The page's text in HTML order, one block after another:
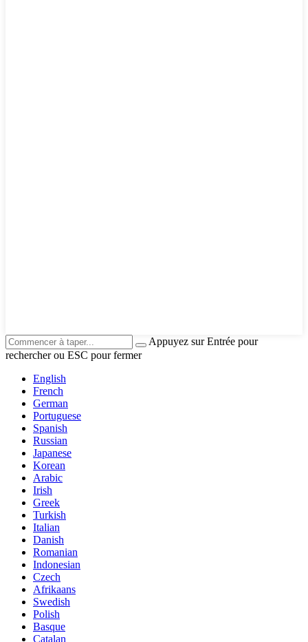
Appuyez sur Entrée pour
rechercher ou ESC pour fermer
English
French
German
Portuguese
Spanish
Russian
Japanese
Korean
Arabic
Irish
Greek
Turkish
Italian
Danish
Romanian
Indonesian
Czech
Afrikaans
Swedish
Polish
Basque
Catalan